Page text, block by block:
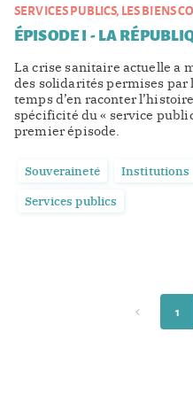
SERVICES PUBLICS, LES BIENS
ÉPISODE I - LA
La crise sanitaire actuelle a
des solidarités permises
temps d’en raconter
spécificité du « service
premier épisode.
Souveraineté Institutions
Services publics
1